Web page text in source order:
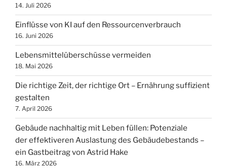
14. Juli 2026
Einflüsse von KI auf den Ressourcenverbrauch
16. Juni 2026
Lebensmittelüberschüsse vermeiden
18. Mai 2026
Die richtige Zeit, der richtige Ort – Ernährung suffizient
gestalten
7. April 2026
Gebäude nachhaltig mit Leben füllen: Potenziale
der effektiveren Auslastung des Gebäudebestands –
ein Gastbeitrag von Astrid Hake
16. März 2026